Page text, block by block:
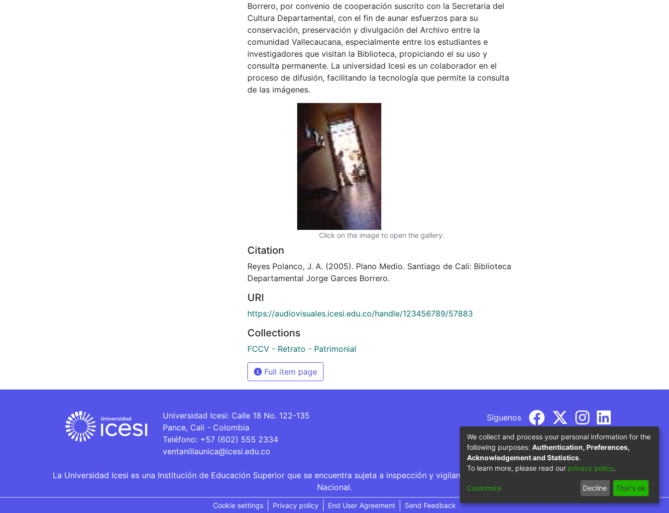
Borrero, por convenio de cooperación suscrito con la Secretaria del
Cultura Departamental, con el fin de aunar esfuerzos para su
conservación, preservación y divulgación del Archivo entre la
comunidad Vallecaucana, especialmente entre los estudiantes e
investigadores que visitan la Biblioteca, propiciando el su uso y
consulta permanente. La universidad Icesi es un colaborador en el
proceso de difusión, facilitando la tecnología que permite la consulta
de las imágenes.
Click on the image to open the gallery.
Citation
Reyes Polanco, J. A. (2005). Plano Medio. Santiago de Cali: Biblioteca
Departamental Jorge Garces Borrero.
URI
https://audiovisuales.icesi.edu.co/handle/123456789/57883
Collections
FCCV - Retrato - Patrimonial
Full item page
Universidad Icesi: Calle 18 No. 122-135
Pance, Cali - Colombia
Teléfono: +57 (602) 555 2334
ventanillaunica@icesi.edu.co
Síguenos
La Universidad Icesi es una Institución de Educación Superior que se encuentra sujeta a inspección y vigilancia por parte del Ministerio de Educación
Nacional.
Cookie settings Privacy policy End User Agreement Send Feedback
We collect and process your personal information for the
following purposes: Authentication, Preferences,
Acknowledgement and Statistics.
To learn more, please read our privacy policy.
Customize Decline That's ok